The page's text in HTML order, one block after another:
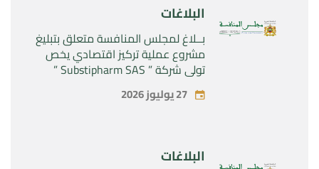
البلاغات
بــلاغ لمجلس المنافسة متعلق بتبليغ
مشروع عملية تركيز اقتصادي يخص
تولي شركة ” Substipharm SAS ”
المراقبة الحصرية للأصول والحقوق
المتعلقة بالمنتجين الصيدلانيين”
27 يوليوز 2026
البلاغات